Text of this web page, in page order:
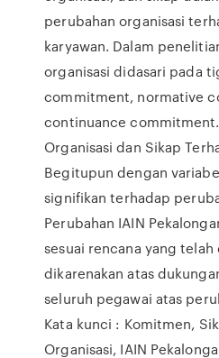
perubahan organisasi
karyawan. Dalam
organisasi didasari pada
commitment, normative
continuance
Organisasi dan Sikap
Begitupun dengan
signifikan terhadap
Perubahan IAIN
sesuai rencana yang
dikarenakan atas
seluruh pegawai atas
Kata kunci : Komitmen,
Organisasi, IAIN